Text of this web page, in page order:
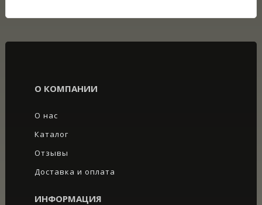
О КОМПАНИИ
О нас
Каталог
Отзывы
Доставка и оплата
ИНФОРМАЦИЯ